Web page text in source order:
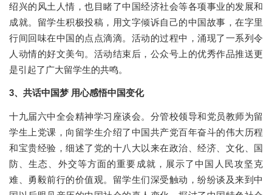
绍兴的风土人情，也目睹了中国经济社会等各项事业的发展和
成就。留学生积极投稿，用文字倾诉自己的中国故事，在字里
行间回味在中国的点点滴滴。活动的过程中，涌现了一系列令
人动情的好文美句。活动结束后，公众号上的优秀作品推送更
是引起了广大留学生的共鸣。
3、共话中国梦 用心感悟中国变化
十九届六中全会精神学习座谈会。分管校领导和党员教师为留
学生上党课，向留学生介绍了中国共产党百年奋斗的伟大历程
和宝贵经验，细述了党的十八大以来在政治、经济、文化、国
防、生态、外交等方面的重要成就，展示了中国人民攻坚克
难、勇毅前行的价值观。留学生们深受触动，纷纷谈及来到中